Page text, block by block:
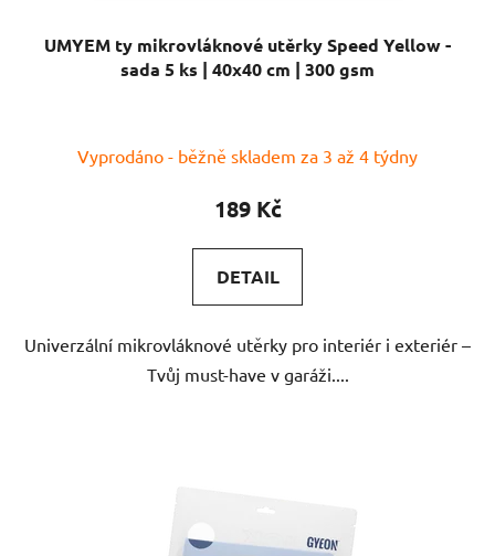
UMYEM ty mikrovláknové utěrky Speed Yellow -
sada 5 ks | 40x40 cm | 300 gsm
Vyprodáno - běžně skladem za 3 až 4 týdny
189 Kč
DETAIL
Univerzální mikrovláknové utěrky pro interiér i exteriér –
Tvůj must-have v garáži....